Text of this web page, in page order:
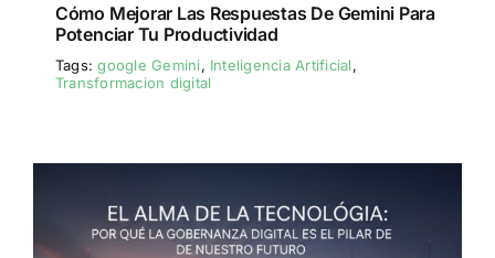
Cómo Mejorar Las Respuestas De Gemini Para
Potenciar Tu Productividad
Tags:google Gemini, Inteligencia Artificial,
Transformacion digital